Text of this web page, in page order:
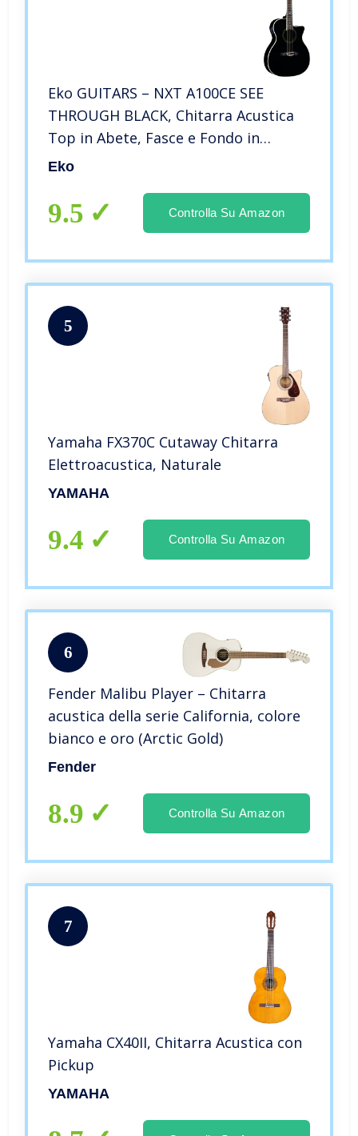
Eko GUITARS – NXT A100CE SEE
THROUGH BLACK, Chitarra Acustica
Top in Abete, Fasce e Fondo in
Mogano, Tastiera in South American
Colore Nero
Eko
9.5 Controlla Su Amazon
5
Yamaha FX370C Cutaway Chitarra
Elettroacustica, Naturale
YAMAHA
9.4 Controlla Su Amazon
6
Fender Malibu Player – Chitarra
acustica della serie California, colore
bianco e oro (Arctic Gold)
Fender
8.9 Controlla Su Amazon
7
Yamaha CX40II, Chitarra Acustica con
Pickup
YAMAHA